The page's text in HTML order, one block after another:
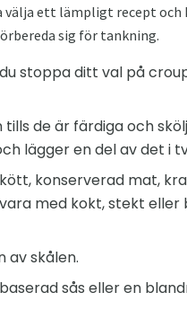
ett lämpligt recept och
sig för tankning.
stoppa ditt val på
de är färdiga och
lägger en del av det i
konserverad mat,
med kokt, stekt eller
av skålen.
sås eller en